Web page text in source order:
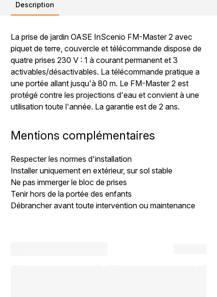
Description
La prise de jardin OASE InScenio FM-Master 2 avec
piquet de terre, couvercle et télécommande dispose de
quatre prises 230 V : 1 à courant permanent et 3
activables/désactivables. La télécommande pratique a
une portée allant jusqu'à 80 m. Le FM-Master 2 est
protégé contre les projections d'eau et convient à une
utilisation toute l'année. La garantie est de 2 ans.
Mentions complémentaires
Respecter les normes d'installation
Installer uniquement en extérieur, sur sol stable
Ne pas immerger le bloc de prises
Tenir hors de la portée des enfants
Débrancher avant toute intervention ou maintenance